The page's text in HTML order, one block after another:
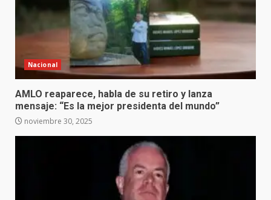
Nacional
AMLO reaparece, habla de su retiro y lanza
mensaje: “Es la mejor presidenta del mundo”
noviembre 30, 2025